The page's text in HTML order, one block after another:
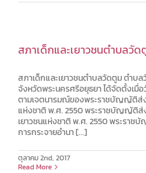
สภาเด็กและเยาวชนตำบลวัด
สภาเด็กและเยาวชนตำบลวัดตูม ตำบ
จังหวัดพระนครศรีอยุธยา ได้จัดตั้งเมื่
ตามเจตนารมณ์ของพระราชบัญญัติส่
แห่งชาติ พ.ศ. 2550 พระราชบัญญัติส่
เยาวชนแห่งชาติ พ.ศ. 2550 พระรา
การกระจายอำนา [...]
ตุลาคม 2nd, 2017
Read More